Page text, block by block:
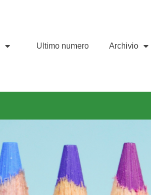
Ultimo numero Archivio